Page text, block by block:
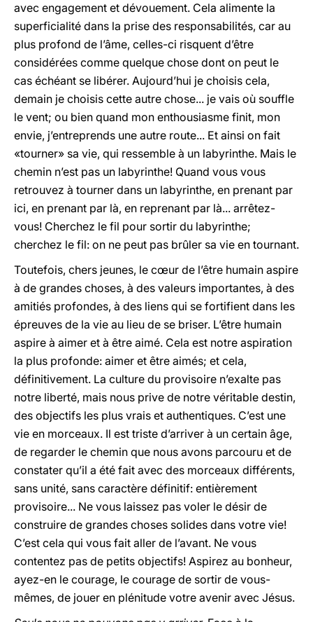
avec engagement et dévouement. Cela alimente la
superficialité dans la prise des responsabilités, car au
plus profond de l’âme, celles-ci risquent d’être
considérées comme quelque chose dont on peut le
cas échéant se libérer. Aujourd’hui je choisis cela,
demain je choisis cette autre chose... je vais où souffle
le vent; ou bien quand mon enthousiasme finit, mon
envie, j’entreprends une autre route... Et ainsi on fait
«tourner» sa vie, qui ressemble à un labyrinthe. Mais le
chemin n’est pas un labyrinthe! Quand vous vous
retrouvez à tourner dans un labyrinthe, en prenant par
ici, en prenant par là, en reprenant par là... arrêtez-
vous! Cherchez le fil pour sortir du labyrinthe;
cherchez le fil: on ne peut pas brûler sa vie en tournant.
Toutefois, chers jeunes, le cœur de l’être humain aspire
à de grandes choses, à des valeurs importantes, à des
amitiés profondes, à des liens qui se fortifient dans les
épreuves de la vie au lieu de se briser. L’être humain
aspire à aimer et à être aimé. Cela est notre aspiration
la plus profonde: aimer et être aimés; et cela,
définitivement. La culture du provisoire n’exalte pas
notre liberté, mais nous prive de notre véritable destin,
des objectifs les plus vrais et authentiques. C’est une
vie en morceaux. Il est triste d’arriver à un certain âge,
de regarder le chemin que nous avons parcouru et de
constater qu’il a été fait avec des morceaux différents,
sans unité, sans caractère définitif: entièrement
provisoire... Ne vous laissez pas voler le désir de
construire de grandes choses solides dans votre vie!
C’est cela qui vous fait aller de l’avant. Ne vous
contentez pas de petits objectifs! Aspirez au bonheur,
ayez-en le courage, le courage de sortir de vous-
mêmes, de jouer en plénitude votre avenir avec Jésus.